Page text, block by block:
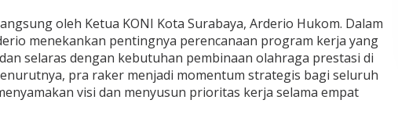
oleh Ketua KONI Kota Surabaya, Arderio Hukom. Dalam
menekankan pentingnya perencanaan program kerja yang
selaras dengan kebutuhan pembinaan olahraga prestasi di
pra raker menjadi momentum strategis bagi seluruh
visi dan menyusun prioritas kerja selama empat